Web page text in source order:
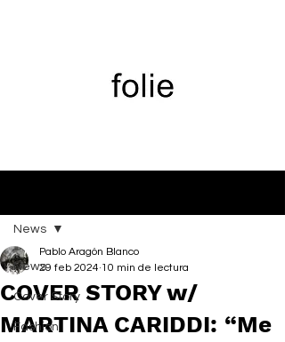
News
Cover Story
Fashion
News
COVER STORY w/
MARTINA CARIDDI: “Me
Pablo Aragón Blanco
29 feb 2024 10 min de lectura